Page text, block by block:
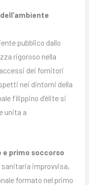
pubblico dallo
rigoroso nella
dei fornitori
nei dintorni della
filippino d’élite si
unita a
e primo soccorso
improvvisa,
formato nel primo